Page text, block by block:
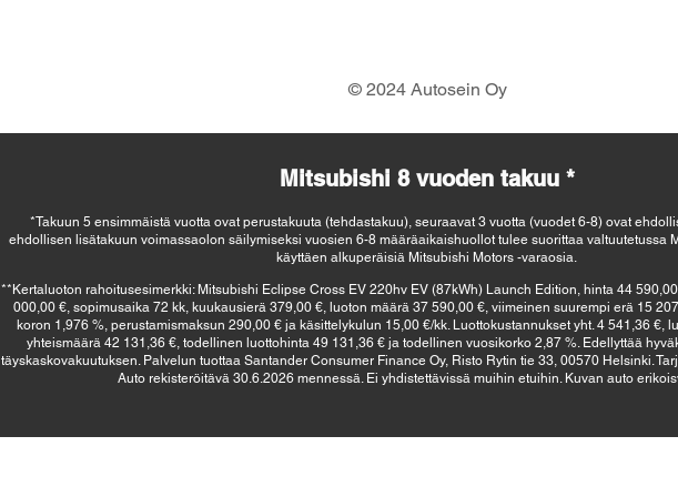
© 2024 Autosein Oy
Mitsubishi 8 vuoden takuu *
*Takuun 5 ensimmäistä vuotta ovat perustakuuta (tehdastakuu), seuraavat 3 vuotta (vuodet 6-8) ovat
ehdollisen lisätakuun voimassaolon säilymiseksi vuosien 6-8 määräaikaishuollot tulee suorittaa valtuutetussa
käyttäen alkuperäisiä Mitsubishi Motors -varaosia.
**Kertaluoton rahoitusesimerkki: Mitsubishi Eclipse Cross EV 220hv EV (87kWh) Launch Edition, hinta 44
000,00 €, sopimusaika 72 kk, kuukausierä 379,00 €, luoton määrä 37 590,00 €, viimeinen suurempi erä 15
koron 1,976 %, perustamismaksun 290,00 € ja käsittelykulun 15,00 €/kk. Luottokustannukset yht. 4 541,36 €,
yhteismäärä 42 131,36 €, todellinen luottohinta 49 131,36 € ja todellinen vuosikorko 2,87 %. Edellyttää
täyskaskovakuutuksen. Palvelun tuottaa Santander Consumer Finance Oy, Risto Rytin tie 33, 00570 Helsinki.
Auto rekisteröitävä 30.6.2026 mennessä. Ei yhdistettävissä muihin etuihin. Kuvan auto